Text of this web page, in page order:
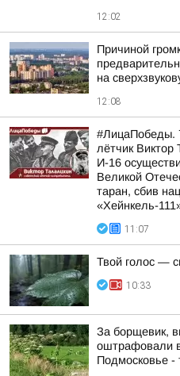
12:02
Причиной
на
12:08
#ЛицаПобеды.
лётчик Виктор
И-16
Великой
таран, сбив
«Хейнкель-
11:07
Твой голос —
10:33
За борщевик,
оштрафовали
Подмосковье -